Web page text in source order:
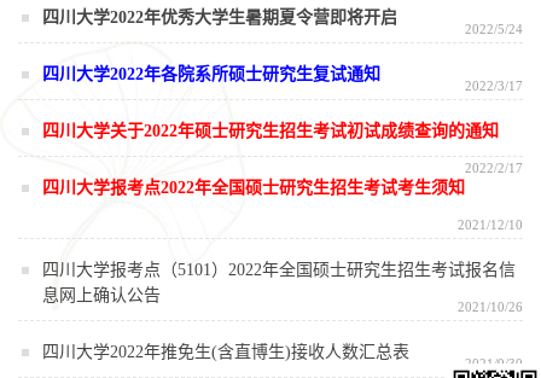
四川大学2022年优秀大学生暑期夏令营即将开启
2022/5/24
四川大学2022年各院系所硕士研究生复试通知
2022/3/17
四川大学关于2022年硕士研究生招生考试初试成绩查询的通知
2022/2/17
四川大学报考点2022年全国硕士研究生招生考试考生须知
2021/12/10
四川大学报考点（5101）2022年全国硕士研究生招生考试报名信
息网上确认公告
2021/10/26
四川大学2022年推免生(含直博生)接收人数汇总表
2021/9/30